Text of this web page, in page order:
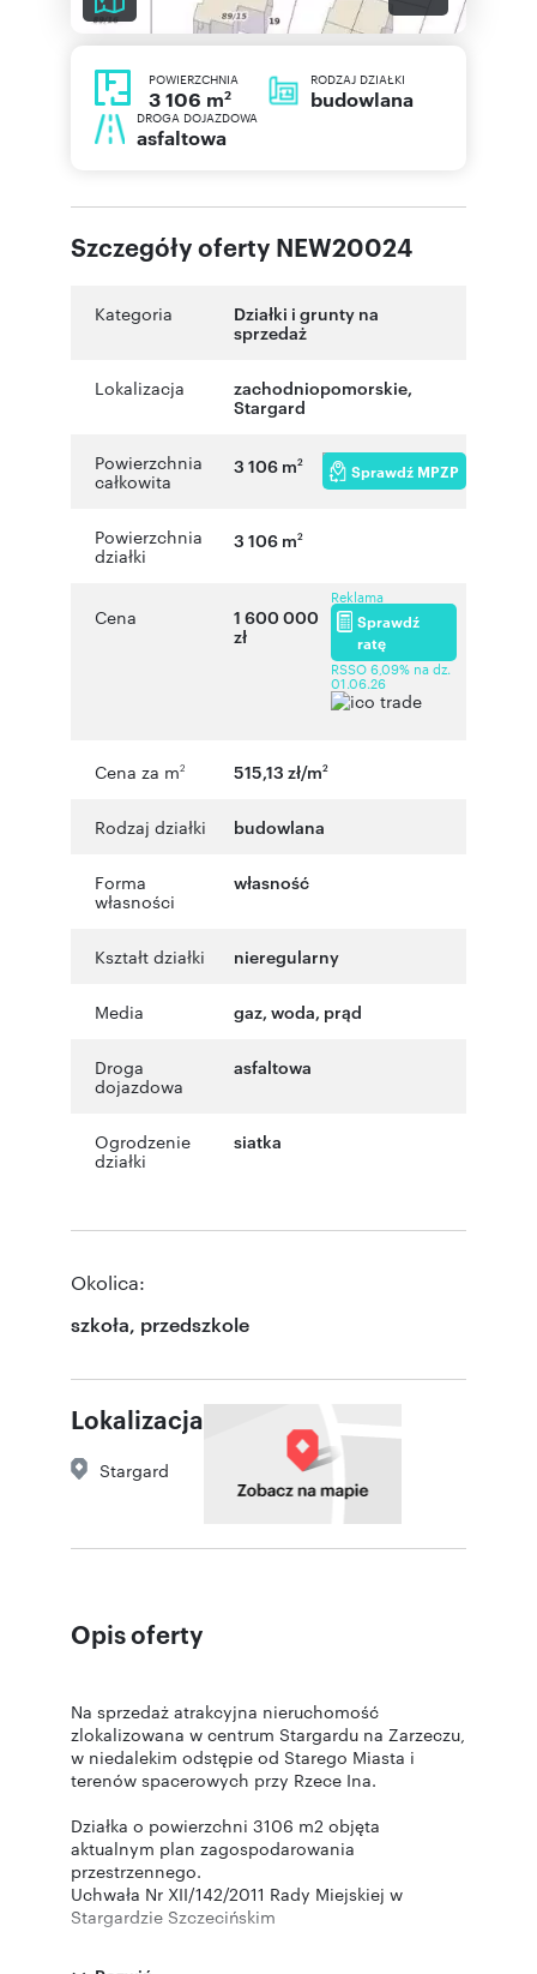
POWIERZCHNIA
3 106 m2
RODZAJ DZIAŁKI
budowlana
DROGA DOJAZDOWA
asfaltowa
Szczegóły oferty NEW20024
Kategoria
Działki i grunty na
sprzedaż
Lokalizacja zachodniopomorskie,
Stargard
Powierzchnia
całkowita
3 106 m2 Sprawdź MPZP
Powierzchnia
działki
3 106 m2
Cena
1 600 000
zł
Reklama
Sprawdź
ratę
RSSO 6,09% na dz.
01.06.26
Cena za m2 515,13 zł/m2
Rodzaj działki budowlana
Forma
własności
własność
Kształt działki nieregularny
Media gaz, woda, prąd
Droga
dojazdowa
asfaltowa
Ogrodzenie
działki
siatka
Okolica:
szkoła, przedszkole
Lokalizacja
Stargard
Opis oferty
Na sprzedaż atrakcyjna nieruchomość
zlokalizowana w centrum Stargardu na Zarzeczu,
w niedalekim odstępie od Starego Miasta i
terenów spacerowych przy Rzece Ina.
Działka o powierzchni 3106 m2 objęta
aktualnym plan zagospodarowania
przestrzennego.
Uchwała Nr XII/142/2011 Rady Miejskiej w
Stargardzie Szczecińskim